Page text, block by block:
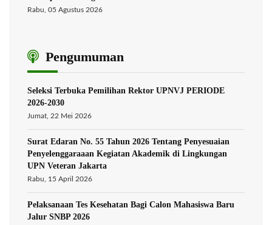
Rabu, 05 Agustus 2026
Pengumuman
Seleksi Terbuka Pemilihan Rektor UPNVJ PERIODE
2026-2030
Jumat, 22 Mei 2026
Surat Edaran No. 55 Tahun 2026 Tentang Penyesuaian
Penyelenggaraaan Kegiatan Akademik di Lingkungan
UPN Veteran Jakarta
Rabu, 15 April 2026
Pelaksanaan Tes Kesehatan Bagi Calon Mahasiswa Baru
Jalur SNBP 2026